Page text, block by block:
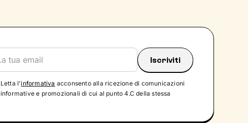
Letta l'informativa acconsento alla ricezione di comunicazioni
informative e promozionali di cui al punto 4.C della stessa